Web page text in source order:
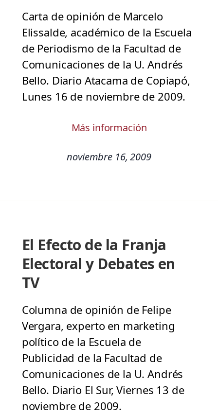
Carta de opinión de Marcelo
Elissalde, académico de la Escuela
de Periodismo de la Facultad de
Comunicaciones de la U. Andrés
Bello. Diario Atacama de Copiapó,
Lunes 16 de noviembre de 2009.
Más información
noviembre 16, 2009
El Efecto de la Franja
Electoral y Debates en
TV
Columna de opinión de Felipe
Vergara, experto en marketing
político de la Escuela de
Publicidad de la Facultad de
Comunicaciones de la U. Andrés
Bello. Diario El Sur, Viernes 13 de
noviembre de 2009.